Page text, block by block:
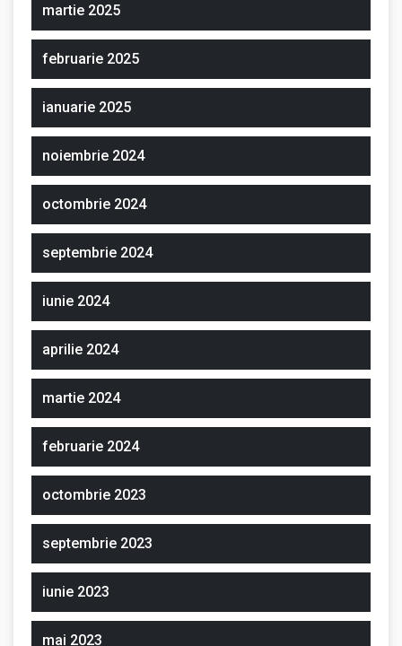
martie 2025
februarie 2025
ianuarie 2025
noiembrie 2024
octombrie 2024
septembrie 2024
iunie 2024
aprilie 2024
martie 2024
februarie 2024
octombrie 2023
septembrie 2023
iunie 2023
mai 2023